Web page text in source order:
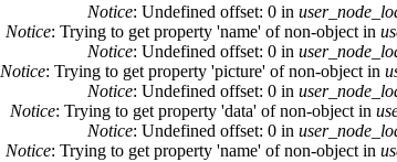
Notice: Undefined offset: 0 in
Notice: Trying to get property 'name' of non-object in
Notice: Undefined offset: 0 in
Notice: Trying to get property 'picture' of non-object in
Notice: Undefined offset: 0 in
Notice: Trying to get property 'data' of non-object in
Notice: Undefined offset: 0 in
Notice: Trying to get property 'name' of non-object in